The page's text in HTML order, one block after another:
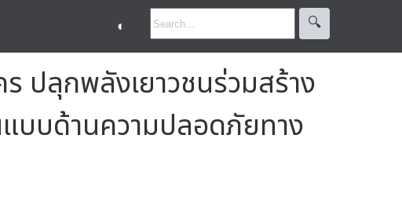
◐ 🔍︎
ปลุกพลังเยาวชนร่วมสร้าง
บบด้านความปลอดภัยทาง